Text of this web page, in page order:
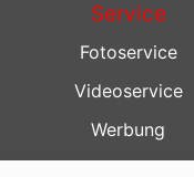
Service
Fotoservice
Videoservice
Werbung